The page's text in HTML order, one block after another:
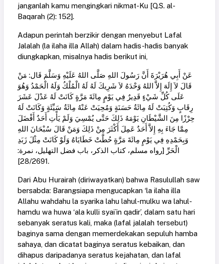
janganlah kamu mengingkari nikmat-Ku [Q.S. al-
Baqarah (2): 152].
Adapun perintah berzikir dengan menyebut Lafal
Jalalah (la ilaha illa Allah) dalam hadis-hadis banyak
diungkapkan, misalnya hadis berikut ini,
عَنْ أَبِي هُرَيْرَةَ أَنَّ رَسُولَ اللهِ صَلَّى اللهُ عَلَيْهِ وَسَلَّمَ قَال: مَنْ
قَالَ لاَ إِلَهَ إِلاَّ اللهُ وَحْدَهُ لاَ شَرِيكَ لَهُ لَهُ الْمُلْكُ وَلَهُ الْحَمْدُ وَهُوَ
عَلَى كُلِّ شَيْءٍ قَدِيرٌ فِي يَوْمٍ مِائَةَ مَرَّةٍ كَانَتْ لَهُ عَدْلَ عَشَرَ
رِقَابٍ وَكُتِبَتْ لَهُ مِائَةُ حَسَنَةٍ وَمُحِيَتْ عَنْهُ مِائَةُ سَيِّئَةٍ وَكَانَتْ لَهُ
حِرْزًا مِنَ الشَّيْطَانِ يَوْمَهُ ذَلِكَ حَتَّى يُمْسِيَ وَلَمْ يَأْتِ أَحَدٌ أَفْضَلَ
مِمَّا جَاءَ بِهِ إِلاَّ أَحَدٌ عَمِلَ أَكْثَرَ مِنْ ذَلِكَ وَمَنْ قَالَ سُبْحَانَ اللهِ
وَبِحَمْدِهِ فِي يَوْمٍ مِائَةَ مَرَّةٍ حُطَّتْ خَطَايَاهُ وَلَوْ كَانَتْ مِثْلَ زَبَدِ
الْحَرِّ [رواه مسلم، كتاب الذكر، باب فضل التهليل، نمرة:
28/2691].
Dari Abu Hurairah (diriwayatkan) bahwa Rasulullah saw
bersabda: Barangsiapa mengucapkan ‘la ilaha illa
Allahu wahdahu la syarika lahu lahul-mulku wa lahul-
hamdu wa huwa ‘ala kulli syai`in qadir’, dalam satu hari
sebanyak seratus kali, maka (lafal jalalah tersebut)
baginya sama dengan memerdekakan sepuluh hamba
sahaya, dan dicatat baginya seratus kebaikan, dan
dihapus daripadanya seratus kejahatan, dan lafal